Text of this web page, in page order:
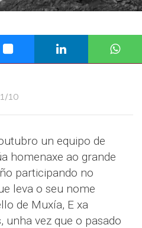
10
un equipo de
homenaxe ao grande
participando no
leva o seu nome
de Muxía, E xa
unha vez que o pasado